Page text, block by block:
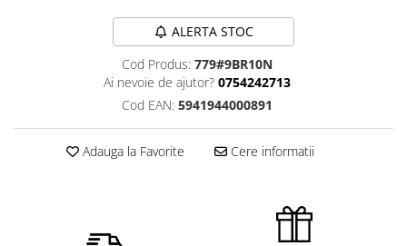
ALERTA STOC
Cod Produs: 779#9BR10N
Ai nevoie de ajutor? 0754242713
Cod EAN: 5941944000891
Adauga la Favorite Cere informatii